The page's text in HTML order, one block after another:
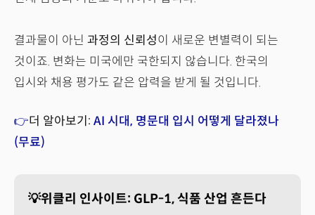
결과물이 아닌 과정의 신뢰성이 새로운 변별력이 되는
것이죠. 변화는 미국에만 국한되지 않습니다. 한국의
입시와 채용 평가도 같은 압력을 받게 될 것입니다.
👉더 알아보기: AI 시대, 명문대 입시 어떻게 달라졌나
(무료)
💡위클리 인사이트: GLP-1, 식품 산업 흔든다